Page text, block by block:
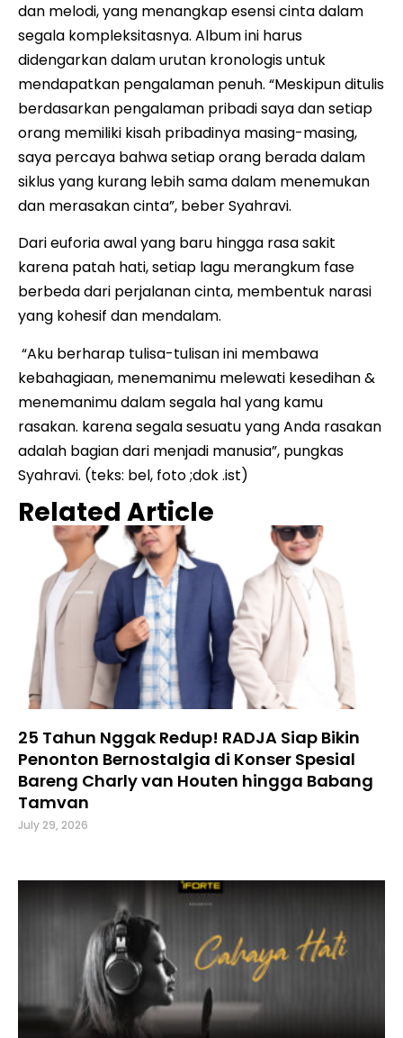
dan melodi, yang menangkap esensi cinta dalam
segala kompleksitasnya. Album ini harus
didengarkan dalam urutan kronologis untuk
mendapatkan pengalaman penuh. “Meskipun ditulis
berdasarkan pengalaman pribadi saya dan setiap
orang memiliki kisah pribadinya masing-masing,
saya percaya bahwa setiap orang berada dalam
siklus yang kurang lebih sama dalam menemukan
dan merasakan cinta”, beber Syahravi.
Dari euforia awal yang baru hingga rasa sakit
karena patah hati, setiap lagu merangkum fase
berbeda dari perjalanan cinta, membentuk narasi
yang kohesif dan mendalam.
“Aku berharap tulisa-tulisan ini membawa
kebahagiaan, menemanimu melewati kesedihan &
menemanimu dalam segala hal yang kamu
rasakan. karena segala sesuatu yang Anda rasakan
adalah bagian dari menjadi manusia”, pungkas
Syahravi. (teks: bel, foto ;dok .ist)
Related Article
25 Tahun Nggak Redup! RADJA Siap Bikin
Penonton Bernostalgia di Konser Spesial
Bareng Charly van Houten hingga Babang
Tamvan
July 29, 2026